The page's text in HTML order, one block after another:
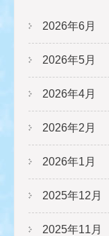
2026年6月
2026年5月
2026年4月
2026年2月
2026年1月
2025年12月
2025年11月